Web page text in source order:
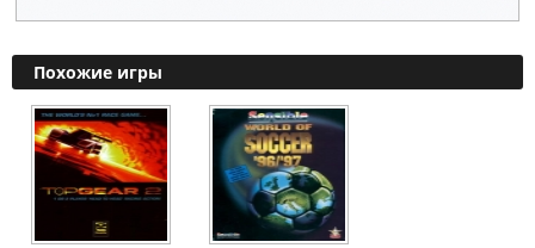
Похожие игры